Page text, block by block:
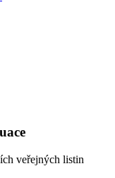
veřejných listin